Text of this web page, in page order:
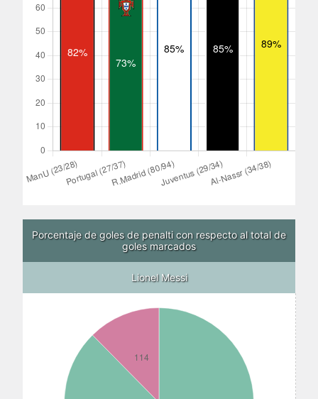
Porcentaje de goles de penalti con respecto al total de
goles marcados
Lionel Messi